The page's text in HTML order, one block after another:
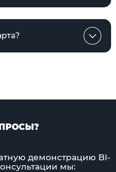
демонстрацию BI-
мы: